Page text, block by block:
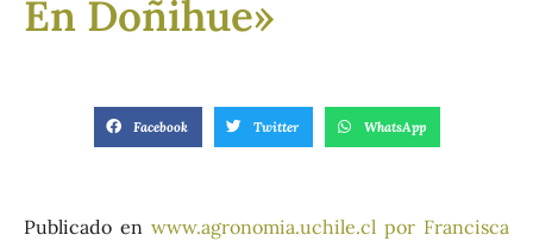
En Doñihue»
Facebook Twitter WhatsApp
Publicado en www.agronomia.uchile.cl por Francisca